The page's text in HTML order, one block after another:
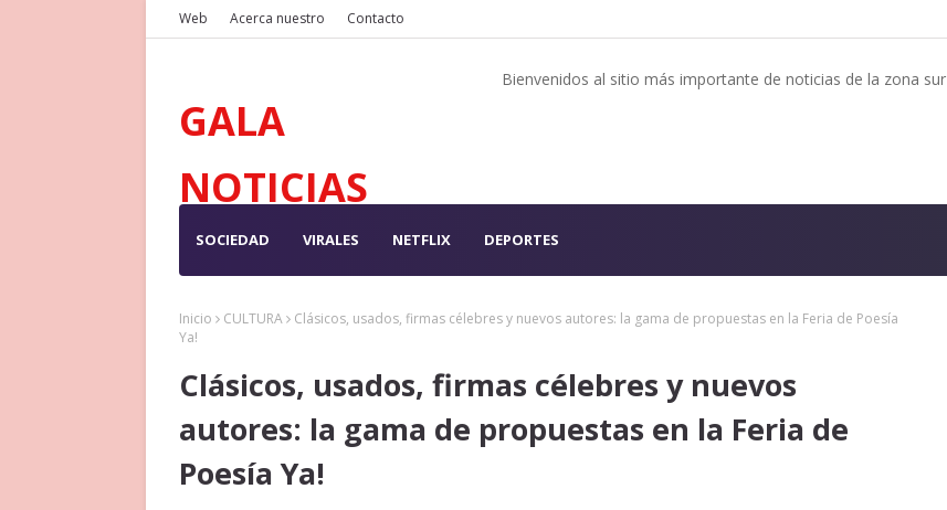
Web Acerca nuestro Contacto
GALA
NOTICIAS
Bienvenidos al sitio más importante de noticias de la zona sur
SOCIEDAD VIRALES NETFLIX DEPORTES
Inicio CULTURA
Clásicos, usados, firmas célebres y nuevos autores: la gama de propuestas en la Feria de Poesía
Ya!
Clásicos, usados, firmas célebres y nuevos
autores: la gama de propuestas en la Feria de
Poesía Ya!